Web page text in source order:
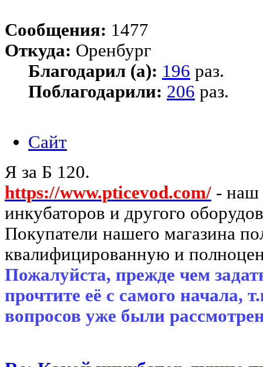
Сообщения: 1477
Откуда: Оренбург
Благодарил (а): 196 раз.
Поблагодарили: 206 раз.
Сайт
Я за Б 120.
https://www.pticevod.com/ - наш
инкубаторов и другого
Покупатели нашего магазина
квалифицированную и
Пожалуйста, прежде чем
прочтите её с самого начала,
вопросов уже были